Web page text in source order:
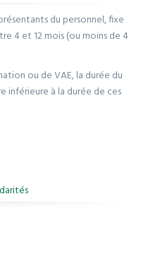
du personnel, fixe
4 et 12 mois (ou moins de 4
ou de VAE, la durée du
inférieure à la durée de ces